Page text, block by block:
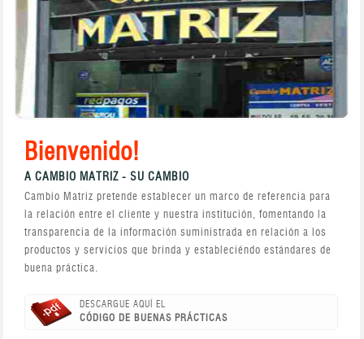
Bienvenido!
A CAMBIO MATRIZ - SU CAMBIO
Cambio Matriz pretende establecer un marco de referencia para
la relación entre el cliente y nuestra institución, fomentando la
transparencia de la información suministrada en relación a los
productos y servicios que brinda y estableciéndo estándares de
buena práctica.
DESCARGUE AQUÍ EL
CÓDIGO DE BUENAS PRÁCTICAS